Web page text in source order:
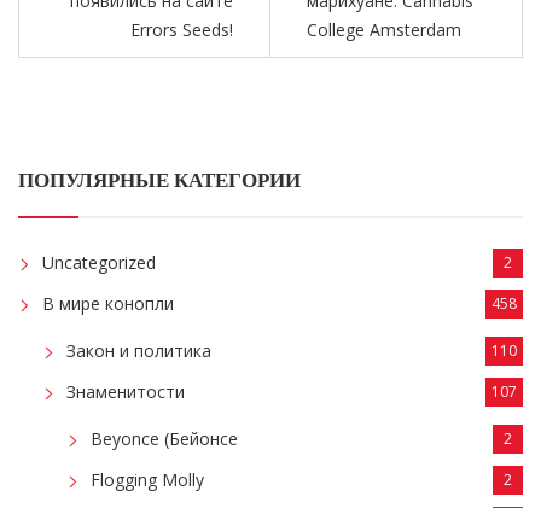
Errors Seeds!
College Amsterdam
ПОПУЛЯРНЫЕ КАТЕГОРИИ
Uncategorized 2
В мире конопли 458
Закон и политика 110
Знаменитости 107
Beyonce (Бейонсе 2
Flogging Molly 2